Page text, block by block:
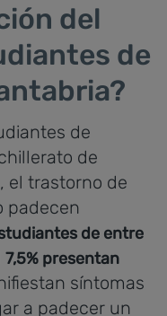
del
de
de
de
el trastorno de
padecen
de entre
7,5% presentan
síntomas
a padecer un